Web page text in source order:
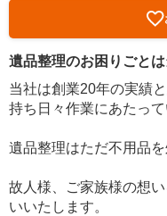
遺品整理のお困りごと
当社は創業20年の実績
持ち日々作業にあたって
遺品整理はただ不用品
故人様、ご家族様の想
いいたします。